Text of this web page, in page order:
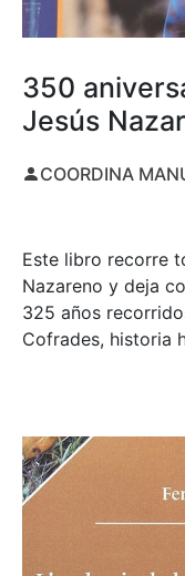
350
Jesús
COORDINA
Este libro recorre
Nazareno y deja
325 años
Cofrades, historia